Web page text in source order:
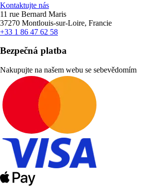
Kontaktujte nás
11 rue Bernard Maris
37270 Montlouis-sur-Loire, Francie
+33 1 86 47 62 58
Bezpečná platba
Nakupujte na našem webu se sebevědomím